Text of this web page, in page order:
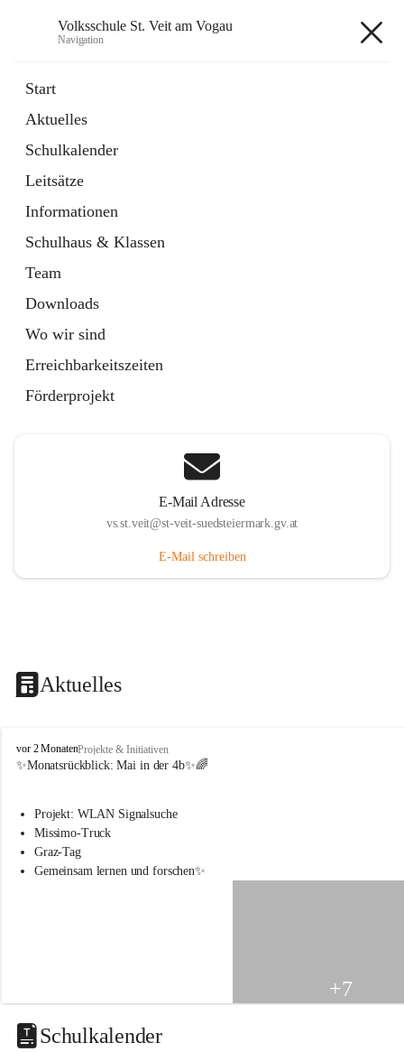
Volksschule St. Veit am Vogau
Navigation
Start
Aktuelles
Schulkalender
Leitsätze
Informationen
Schulhaus & Klassen
Team
Downloads
Wo wir sind
Erreichbarkeitszeiten
Förderprojekt
E-Mail Adresse
vs.st.veit@st-veit-suedsteiermark.gv.at
E-Mail schreiben
Aktuelles
V
o
s
s
c
i
t
a
vor 2 MonatenProjekte & Initiativen
✨Monatsrückblick: Mai in der 4b✨🌈
Projekt: WLAN Signalsuche
Missimo-Truck
Graz-Tag
Gemeinsam lernen und forschen✨
+7
Schulkalender